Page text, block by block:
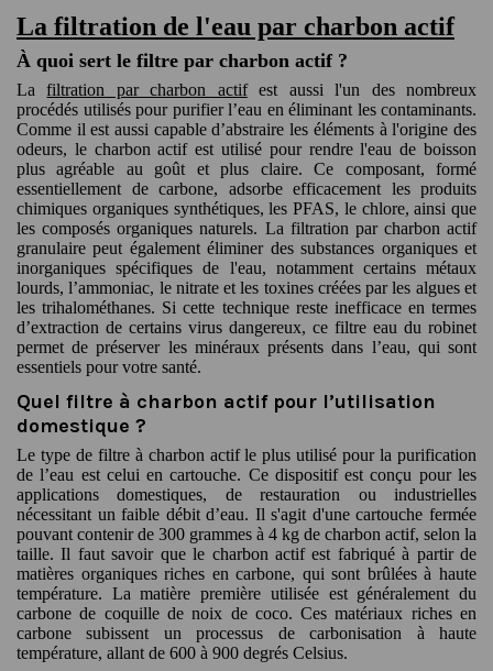
La filtration de l'eau par charbon actif
À quoi sert le filtre par charbon actif ?
Lafiltration par charbon actifest aussi l'un des nombreux
procédés utilisés pour purifier l’eau en éliminant les contaminants.
Comme il est aussi capable d’abstraire les éléments à l'origine des
odeurs, le charbon actif est utilisé pour rendre l'eau de boisson
plus agréable au goût et plus claire. Ce composant, formé
essentiellement de carbone, adsorbe efficacement les produits
chimiques organiques synthétiques, les PFAS, le chlore, ainsi que
les composés organiques naturels. La filtration par charbon actif
granulaire peut également éliminer des substances organiques et
inorganiques spécifiques de l'eau, notamment certains métaux
lourds, l’ammoniac, le nitrate et les toxines créées par les algues et
les trihalométhanes. Si cette technique reste inefficace en termes
d’extraction de certains virus dangereux, ce filtre eau du robinet
permet de préserver les minéraux présents dans l’eau, qui sont
essentiels pour votre santé.
Quel filtre à charbon actif pour l’utilisation
domestique ?
Le type de filtre à charbon actifle plus utilisé pour la purification
de l’eau est celui en cartouche. Ce dispositif est conçu pour les
applications domestiques, de restauration ou industrielles
nécessitant un faible débit d’eau. Il s'agit d'une cartouche fermée
pouvant contenir de 300 grammes à 4 kg de charbon actif, selon la
taille. Il faut savoir que le charbon actif est fabriqué à partir de
matières organiques riches en carbone, qui sont brûlées à haute
température. La matière première utilisée est généralement du
carbone de coquille de noix de coco. Ces matériaux riches en
carbone subissent un processus de carbonisation à haute
température, allant de 600 à 900 degrés Celsius.